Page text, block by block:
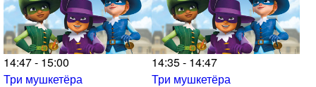
14:47 - 15:00
Три мушкетёра
14:35 - 14:47
Три мушкетёра